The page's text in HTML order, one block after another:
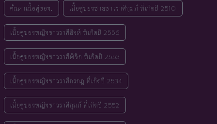
ค้นหาเนื้อคู่ของ: เนื้อคู่ของชายชาวราศีกุมภ์ ที่เกิดปี 2510
เนื้อคู่ของหญิงชาวราศีสิงห์ ที่เกิดปี 2556
เนื้อคู่ของหญิงชาวราศีพิจิก ที่เกิดปี 2553
เนื้อคู่ของหญิงชาวราศีกรกฎ ที่เกิดปี 2534
เนื้อคู่ของหญิงชาวราศีกุมภ์ ที่เกิดปี 2552